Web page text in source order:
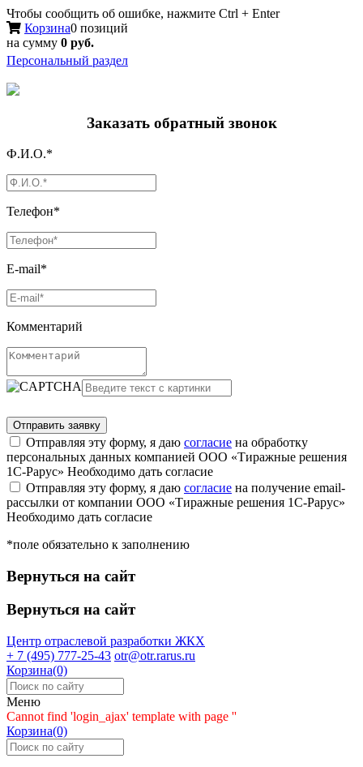
Чтобы сообщить об ошибке, нажмите Ctrl + Enter
Корзина0 позиций
на сумму 0 руб.
Персональный раздел
Заказать обратный звонок
Ф.И.О.*
Телефон*
E-mail*
Комментарий
Отправляя эту форму, я даю согласие на обработку
персональных данных компанией ООО «Тиражные решения
1С-Рарус» Необходимо дать согласие
Отправляя эту форму, я даю согласие на получение email-
рассылки от компании ООО «Тиражные решения 1С-Рарус»
Необходимо дать согласие
*поле обязательно к заполнению
Вернуться на сайт
Вернуться на сайт
Центр отраслевой разработки ЖКХ
+ 7 (495) 777-25-43 otr@otr.rarus.ru
Корзина(0)
Меню
Cannot find 'login_ajax' template with page ''
Корзина(0)